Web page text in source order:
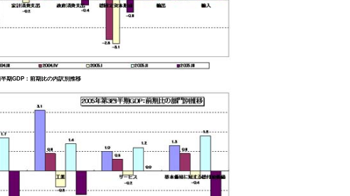
半期GDP：前期比の内訳別推移